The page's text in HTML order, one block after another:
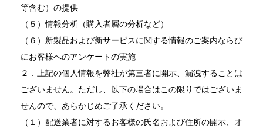
等含む）の提供
（５）情報分析（購入者層の分析など）
（６）新製品および新サービスに関する情報のご案内ならび
にお客様へのアンケートの実施
２．上記の個人情報を弊社が第三者に開示、漏洩することは
ございません。ただし、以下の場合はこの限りではございま
せんので、あらかじめご了承ください。
（１）配送業者に対するお客様の氏名および住所の開示、オ